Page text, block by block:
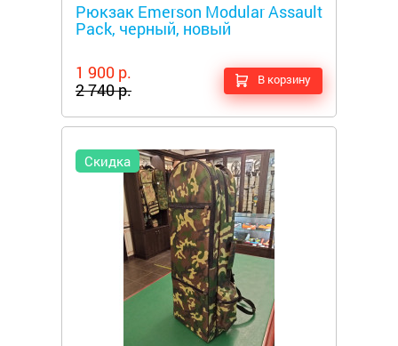
Рюкзак Emerson Modular Assault
Pack, черный, новый
1 900 р.
2 740 р.
В корзину
Скидка